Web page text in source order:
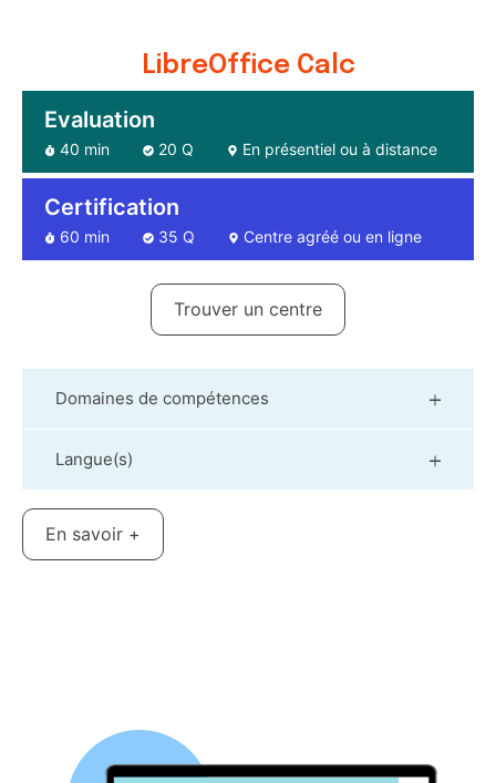
LibreOffice Calc
Evaluation
40 min 20 Q En présentiel ou à distance
Certification
60 min 35 Q Centre agréé ou en ligne
Trouver un centre
Domaines de compétences
Langue(s)
En savoir +